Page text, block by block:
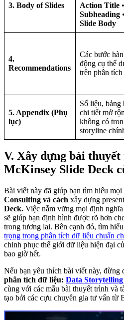
3. Body of Slides
Action Title •
Subheading •
Slide Body
4.
Recommendations
Các bước
động cụ thể
trên phân tích
5. Appendix (Phụ
lục)
Số liệu, bảng
chi tiết mở
không có
storyline
V. Xây dựng bài
McKinsey Slide Deck
Bài viết này đã giúp bạn tìm hiểu mọi
Consulting và cách xây dựng
Deck. Việc nắm vững mọi định
sẽ giúp bạn định hình được rõ hơn
trong tương lai. Bên cạnh đó, tìm
trọng trong phân tích dữ liệu chuẩn
chinh phục thế giới dữ liệu hiện đại
bao giờ hết.
Nếu bạn yêu thích bài viết này, đừng
phân tích dữ liệu: Data
cùng với các mẫu bài thuyết trình và
tạo bởi các cựu chuyên gia tư vấn từ